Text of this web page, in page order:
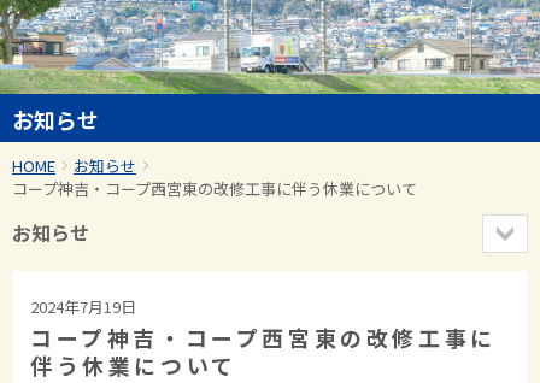
お知らせ
HOME
お知らせ
コープ神吉・コープ西宮東の改修工事に伴う休業について
お知らせ
2024年7月19日
コープ神吉・コープ西宮東の改修工事に
伴う休業について